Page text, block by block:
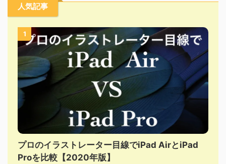
人気記事
1
プロのイラストレーター目線でiPad AirとiPad
Proを比較【2020年版】